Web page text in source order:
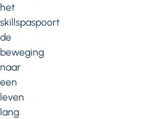
het
skillspaspoort
de
beweging
naar
een
leven
lang